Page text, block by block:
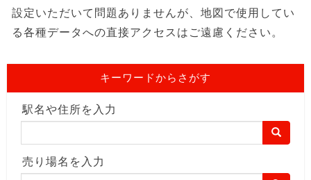
設定いただいて問題ありませんが、地図で使用してい
る各種データへの直接アクセスはご遠慮ください。
キーワードからさがす
駅名や住所を入力
売り場名を入力